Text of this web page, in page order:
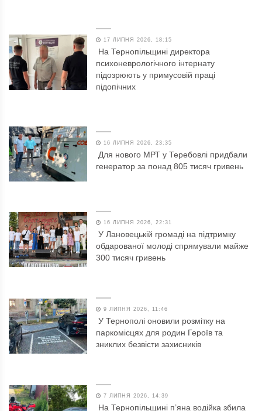
17 ЛИПНЯ 2026, 18:15
На Тернопільщині директора
психоневрологічного інтернату
підозрюють у примусовій праці
підопічних
16 ЛИПНЯ 2026, 23:35
Для нового МРТ у Теребовлі придбали
генератор за понад 805 тисяч гривень
16 ЛИПНЯ 2026, 22:31
У Лановецькій громаді на підтримку
обдарованої молоді спрямували майже
300 тисяч гривень
9 ЛИПНЯ 2026, 11:46
У Тернополі оновили розмітку на
паркомісцях для родин Героїв та
зниклих безвісти захисників
7 ЛИПНЯ 2026, 14:39
На Тернопільщині п’яна водійка збила